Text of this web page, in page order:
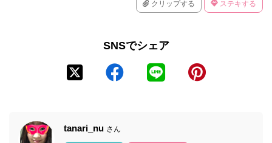
クリップする ステキする
SNSでシェア
tanari_nu さん